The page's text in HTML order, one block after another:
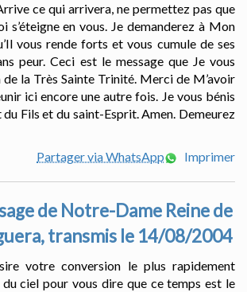
ce qui arrivera, ne permettez pas que
s’éteigne en vous. Je demanderez à Mon
vous rende forts et vous cumule de ses
peur. Ceci est le message que Je vous
la Très Sainte Trinité. Merci de M’avoir
ici encore une autre fois. Je vous bénis
du Fils et du saint-Esprit. Amen. Demeurez
Partager via WhatsApp
Imprimer
de Notre-Dame Reine de
transmis le 14/08/2004
votre conversion le plus rapidement
du ciel pour vous dire que ce temps est le